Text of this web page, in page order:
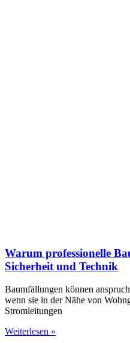
Warum professionelle
Sicherheit und Technik
Baumfällungen können
wenn sie in der Nähe von
Stromleitungen
Weiterlesen »